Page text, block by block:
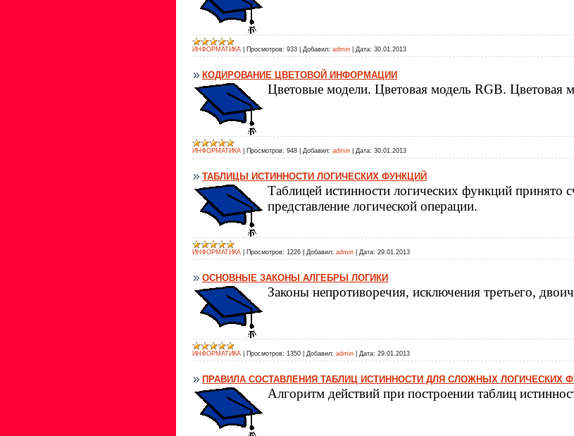
ИНФОРМАТИКА Просмотров: 933 Добавил: admin Дата: 30.01.2013
КОДИРОВАНИЕ ЦВЕТОВОЙ ИНФОРМАЦИИ
Цветовые модели. Цветовая модель RGB. Цветовая
ИНФОРМАТИКА Просмотров: 948 Добавил: admin Дата: 30.01.2013
ТАБЛИЦЫ ИСТИННОСТИ ЛОГИЧЕСКИХ ФУНКЦИЙ
Таблицей истинности логических функций принято
представление логической операции.
ИНФОРМАТИКА Просмотров: 1226 Добавил: admin Дата: 29.01.2013
ОСНОВНЫЕ ЗАКОНЫ АЛГЕБРЫ ЛОГИКИ
Законы непротиворечия, исключения третьего,
ИНФОРМАТИКА Просмотров: 1350 Добавил: admin Дата: 29.01.2013
ПРАВИЛА СОСТАВЛЕНИЯ ТАБЛИЦ ИСТИННОСТИ ДЛЯ СЛОЖНЫХ ЛОГИЧЕСКИХ
Алгоритм действий при построении таблиц